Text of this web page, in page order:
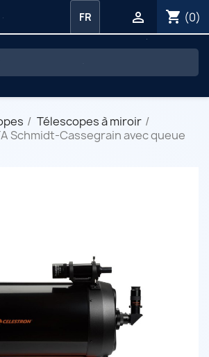
shopping_cart (0)

FR
Télescopes à miroir
Schmidt-Cassegrain avec queue